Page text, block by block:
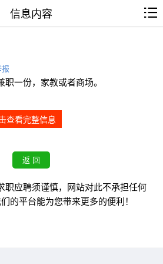
信息内容
一份，家教或者商场。
查看完整信息
职应聘须谨慎，网站对此不承担任何
的平台能为您带来更多的便利！